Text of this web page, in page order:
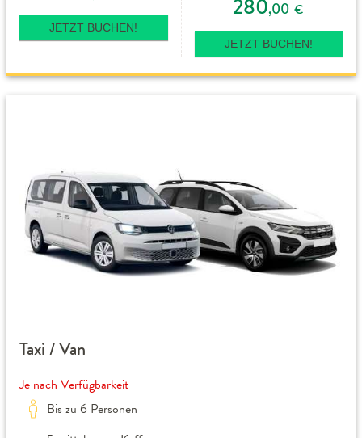
JETZT BUCHEN!
280,00 €
JETZT BUCHEN!
Taxi / Van
Je nach Verfügbarkeit
Bis zu 6 Personen